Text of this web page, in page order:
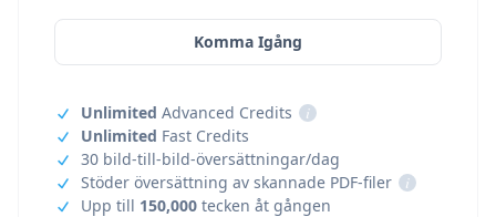
Komma Igång
Unlimited Advanced Credits
i
Unlimited Fast Credits
30 bild-till-bild-översättningar/dag
Stöder översättning av skannade PDF-filer
i
Upp till 150,000 tecken åt gången